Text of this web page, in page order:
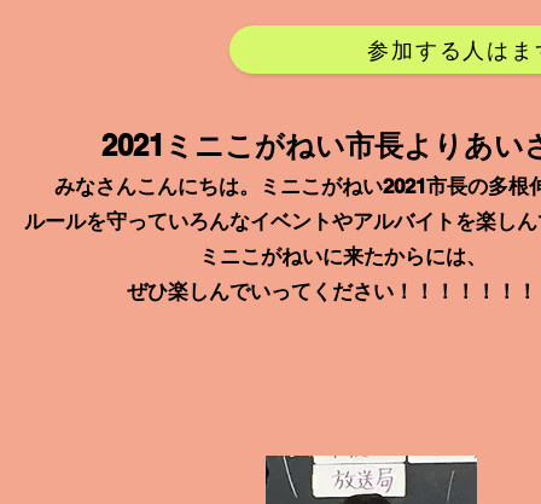
参加する人は
2021ミニこがねい市長よりあい
みなさんこんにちは。ミニこがねい​2021市長の多根
ルールを守っていろんなイベントやアルバイトを楽し
ミニこがねいに来たからには、
ぜひ楽しんでいってください！！！！！！